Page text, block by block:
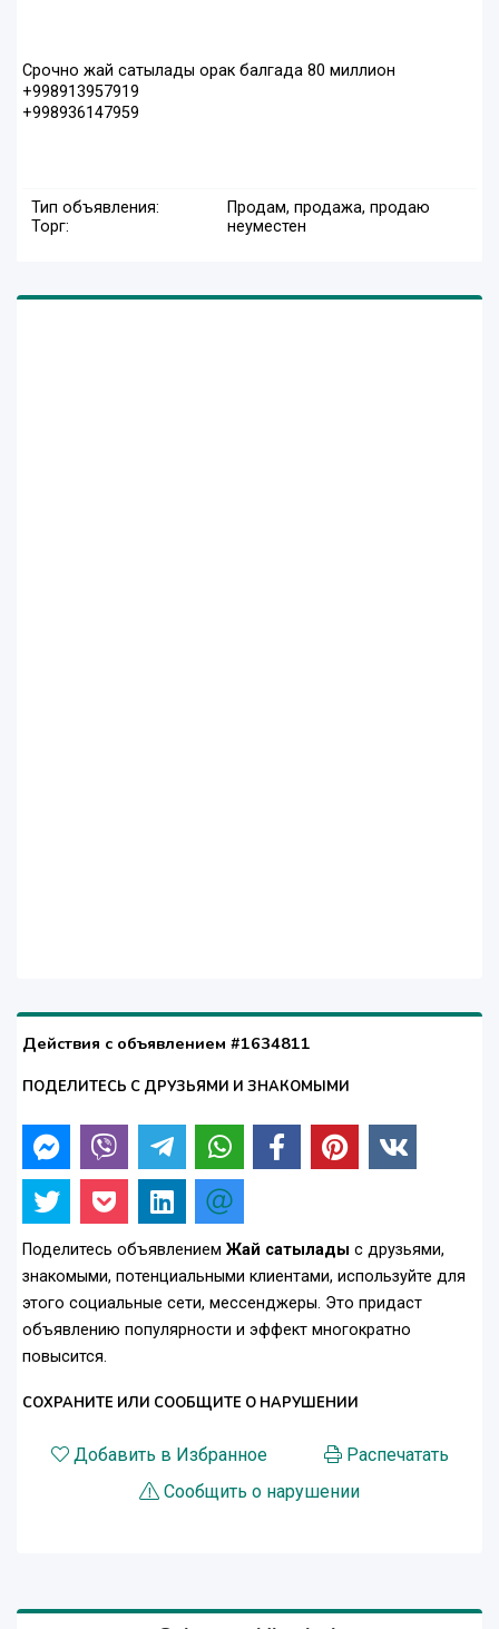
Срочно жай сатылады орак балгада 80 миллион
+998913957919
+998936147959
Тип объявления:
Продам, продажа, продаю
Торг:
неуместен
Действия с объявлением #1634811
ПОДЕЛИТЕСЬ С ДРУЗЬЯМИ И ЗНАКОМЫМИ
Поделитесь объявлением Жай сатылады с друзьями,
знакомыми, потенциальными клиентами, используйте для
этого социальные сети, мессенджеры. Это придаст
объявлению популярности и эффект многократно
повысится.
СОХРАНИТЕ ИЛИ СООБЩИТЕ О НАРУШЕНИИ
Добавить в Избранное
Распечатать
Сообщить о нарушении